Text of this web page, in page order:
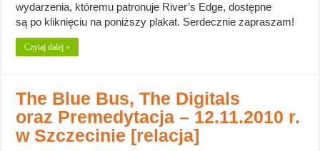
wydarzenia, któremu patronuje River’s Edge, dostępne
są po kliknięciu na poniższy plakat. Serdecznie zapraszam!
Czytaj dalej »
The Blue Bus, The Digitals
oraz Premedytacja – 12.11.2010 r.
w Szczecinie [relacja]